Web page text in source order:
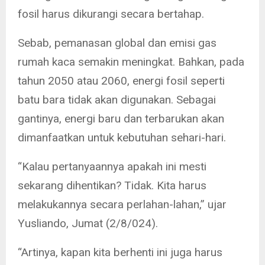
fosil harus dikurangi secara bertahap.
Sebab, pemanasan global dan emisi gas
rumah kaca semakin meningkat. Bahkan, pada
tahun 2050 atau 2060, energi fosil seperti
batu bara tidak akan digunakan. Sebagai
gantinya, energi baru dan terbarukan akan
dimanfaatkan untuk kebutuhan sehari-hari.
“Kalau pertanyaannya apakah ini mesti
sekarang dihentikan? Tidak. Kita harus
melakukannya secara perlahan-lahan,” ujar
Yusliando, Jumat (2/8/024).
“Artinya, kapan kita berhenti ini juga harus